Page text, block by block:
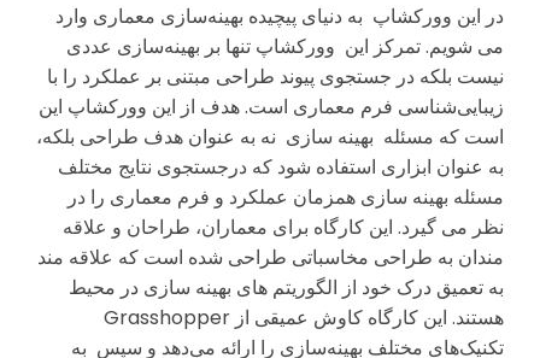
در این وورکشاپ به دنیای پیچیده بهینه‌سازی معماری وارد
می شویم. تمرکز این وورکشاپ تنها بر بهینه‌سازی عددی
نیست بلکه در جستجوی پیوند طراحی مبتنی بر عملکرد را با
زیبایی‌شناسی فرم معماری است. هدف از این وورکشاپ این
است که مسئله بهینه سازی نه به عنوان هدف طراحی بلکه،
به عنوان ابزاری استفاده شود که درجستجوی نتایج مختلف
مسئله بهینه سازی همزمان عملکرد و فرم معماری را در
نظر می گیرد. این کارگاه برای معماران، طراحان و علاقه
مندان به طراحی مخاسباتی طراحی شده است که علاقه مند
به تعمیق درک خود از الگوریتم های بهینه سازی در محیط
Grasshopper هستند. این کارگاه کاوش عمیقی از
تکنیک‌های مختلف بهینه‌سازی را ارائه می‌دهد و سپس به